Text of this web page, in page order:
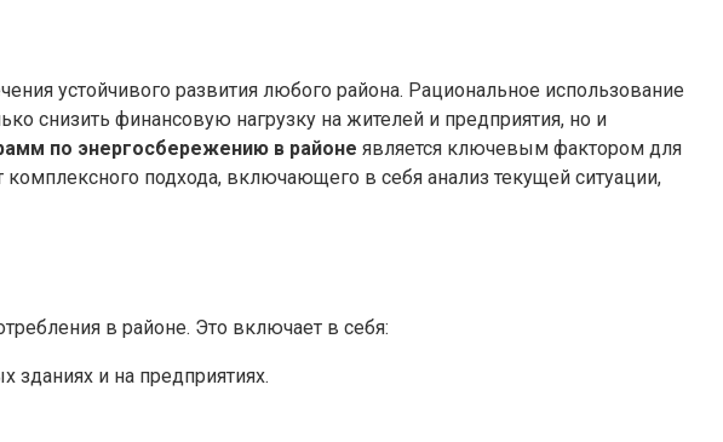
устойчивого развития любого района. Рациональное использование
снизить финансовую нагрузку на жителей и предприятия, но и
по энергосбережению в районе является ключевым фактором для
подхода, включающего в себя анализ текущей ситуации,
в районе. Это включает в себя:
и на предприятиях.